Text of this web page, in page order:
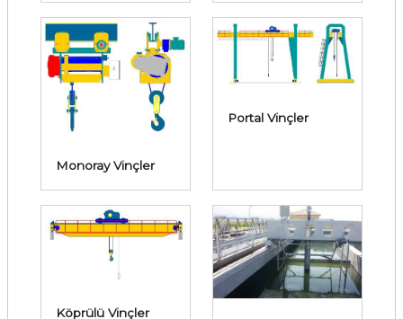
Monoray Vinçler
Portal Vinçler
Köprülü Vinçler